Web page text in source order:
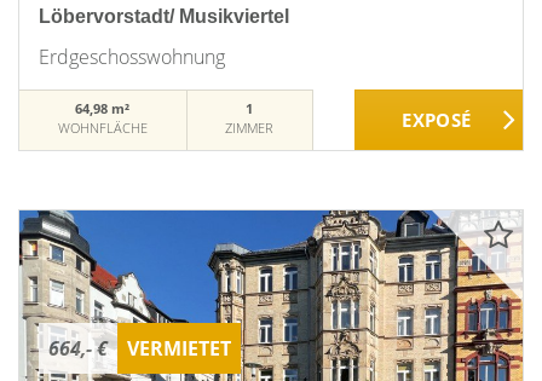
Löbervorstadt/ Musikviertel
Erdgeschosswohnung
64,98 m²
WOHNFLÄCHE
1
ZIMMER
664,- € VERMIETET